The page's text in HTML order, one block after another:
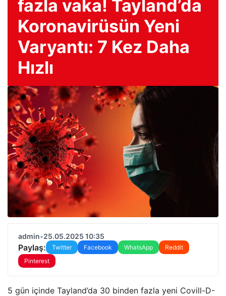
fazla vaka! Tayland’da
Koronavirüsün Yeni
Varyantı: 7 Kez Daha
Hızlı
admin•25.05.2025 10:35
Paylaş: Twitter Facebook WhatsApp
Reddit
Pinterest
5 gün içinde Tayland’da 30 binden fazla yeni Covill-D-